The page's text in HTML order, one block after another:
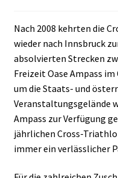
Nach 2008 kehrten die
wieder nach Innsbruck
absolvierten Strecken
Freizeit Oase Ampass
um die Staats- und
Veranstaltungsgelände
Ampass zur Verfügung
jährlichen Cross-
immer ein verlässlicher